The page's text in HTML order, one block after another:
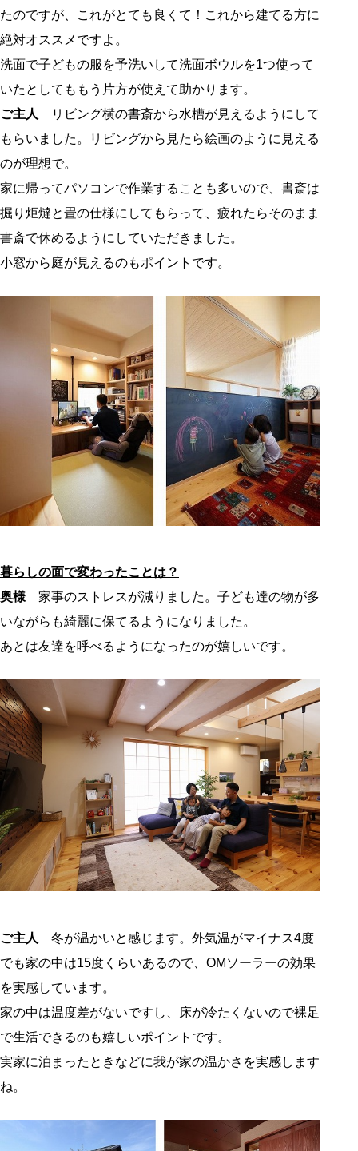
たのですが、これがとても良くて！これから建てる方に
絶対オススメですよ。
洗面で子どもの服を予洗いして洗面ボウルを1つ使って
いたとしてももう片方が使えて助かります。
ご主人
リビング横の書斎から水槽が見えるようにして
もらいました。リビングから見たら絵画のように見える
のが理想で。
家に帰ってパソコンで作業することも多いので、書斎は
掘り炬燵と畳の仕様にしてもらって、疲れたらそのまま
書斎で休めるようにしていただきました。
小窓から庭が見えるのもポイントです。
暮らしの面で変わったことは？
奥様 家事のストレスが減りました。子ども達の物が多
いながらも綺麗に保てるようになりました。
あとは友達を呼べるようになったのが嬉しいです。
ご主人
冬が温かいと感じます。外気温がマイナス4度
でも家の中は15度くらいあるので、OMソーラーの効果
を実感しています。
家の中は温度差がないですし、床が冷たくないので裸足
で生活できるのも嬉しいポイントです。
実家に泊まったときなどに我が家の温かさを実感します
ね。